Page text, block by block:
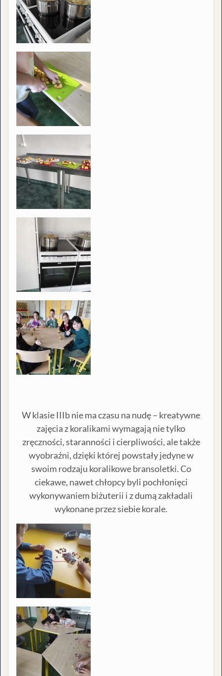
W klasie IIIb nie ma czasu na nudę – kreatywne
zajęcia z koralikami wymagają nie tylko
zręczności, staranności i cierpliwości, ale także
wyobraźni, dzięki której powstały jedyne w
swoim rodzaju koralikowe bransoletki. Co
ciekawe, nawet chłopcy byli pochłonięci
wykonywaniem biżuterii i z dumą zakładali
wykonane przez siebie korale.